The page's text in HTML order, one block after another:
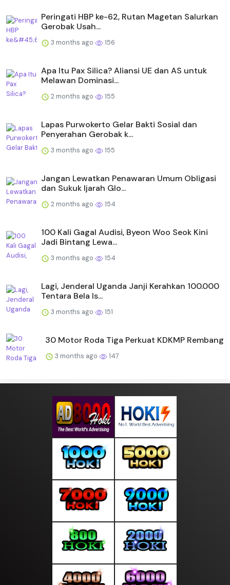
Peringati HBP ke-62, Rutan Magetan Salurkan
Gerobak Usah...
3 months ago 156
Apa Itu Pax Silica? Aliansi UE dan AS untuk
Melawan Dominasi...
2 months ago 155
Lapas Purwokerto Gelar Bakti Sosial dan
Penyerahan Gerobak k...
3 months ago 155
Jangan Lewatkan Penawaran Umum Obligasi
dan Sukuk Ijarah Glo...
2 months ago 154
100 Kali Gagal Audisi, Byeon Woo Seok Kini
Jadi Bintang Lewa...
3 months ago 154
Lagi, Jenderal Uganda Janji Kerahkan 100.000
Tentara Bela Is...
3 months ago 151
30 Motor Roda Tiga Perkuat KDKMP Rembang
3 months ago 147